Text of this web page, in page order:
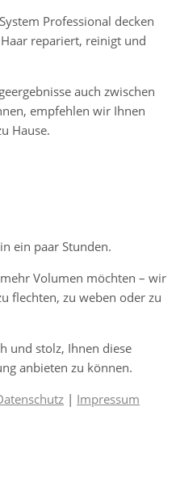
Professional decken
repariert, reinigt und
auch zwischen
empfehlen wir Ihnen
Hause.
ein paar Stunden.
Volumen möchten – wir
flechten, zu weben oder zu
und stolz, Ihnen diese
anbieten zu können.
| Impressum